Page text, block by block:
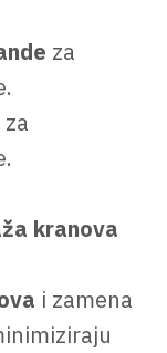
za
za
kranova
i zamena